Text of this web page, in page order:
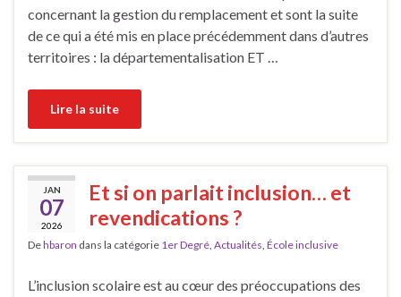
concernant la gestion du remplacement et sont la suite
de ce qui a été mis en place précédemment dans d’autres
territoires : la départementalisation ET …
Lire la suite
JAN
07
2026
Et si on parlait inclusion… et
revendications ?
Dehbaron dans la catégorie 1er Degré, Actualités, École inclusive
L’inclusion scolaire est au cœur des préoccupations des